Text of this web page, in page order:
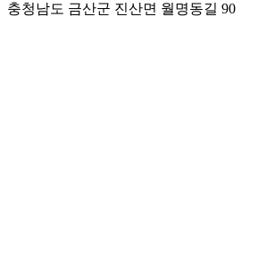
충청남도 금산군 진산면 월명동길 90